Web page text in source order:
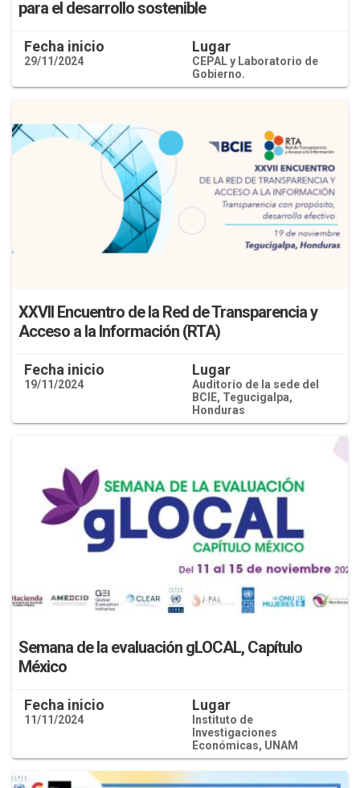
para el desarrollo sostenible
Fecha inicio
29/11/2024
Lugar
CEPAL y Laboratorio de
Gobierno.
XXVII Encuentro de la Red de Transparencia y
Acceso a la Información (RTA)
Fecha inicio
19/11/2024
Lugar
Auditorio de la sede del
BCIE, Tegucigalpa,
Honduras
Semana de la evaluación gLOCAL, Capítulo
México
Fecha inicio
11/11/2024
Lugar
Instituto de
Investigaciones
Económicas, UNAM